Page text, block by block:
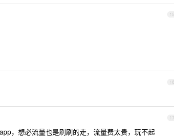
15
16
17
，想必流量也是刷刷的走，流量费太贵，玩不起